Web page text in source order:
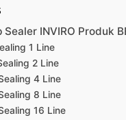
INVIRO Produk
1 Line
2 Line
4 Line
8 Line
16 Line